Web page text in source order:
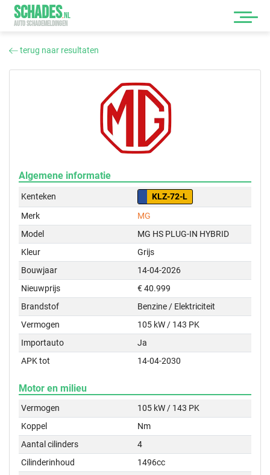
SCHADES.NL
AUTO SCHADEMELDINGEN
terug naar resultaten
Algemene informatie
Kenteken
KLZ-72-L
Merk
MG
Model
MG HS PLUG-IN HYBRID
Kleur
Grijs
Bouwjaar
14-04-2026
Nieuwprijs
€ 40.999
Brandstof
Benzine / Elektriciteit
Vermogen
105 kW / 143 PK
Importauto
Ja
APK tot
14-04-2030
Motor en milieu
Vermogen
105 kW / 143 PK
Koppel
Nm
Aantal cilinders
4
Cilinderinhoud
1496cc